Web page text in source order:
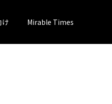
け Mirable Times